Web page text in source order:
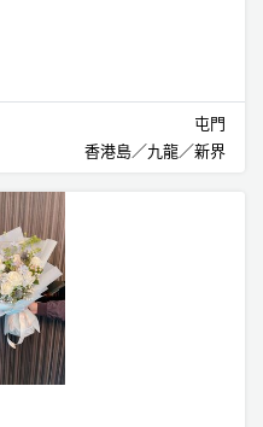
屯門
香港島／九龍／新界